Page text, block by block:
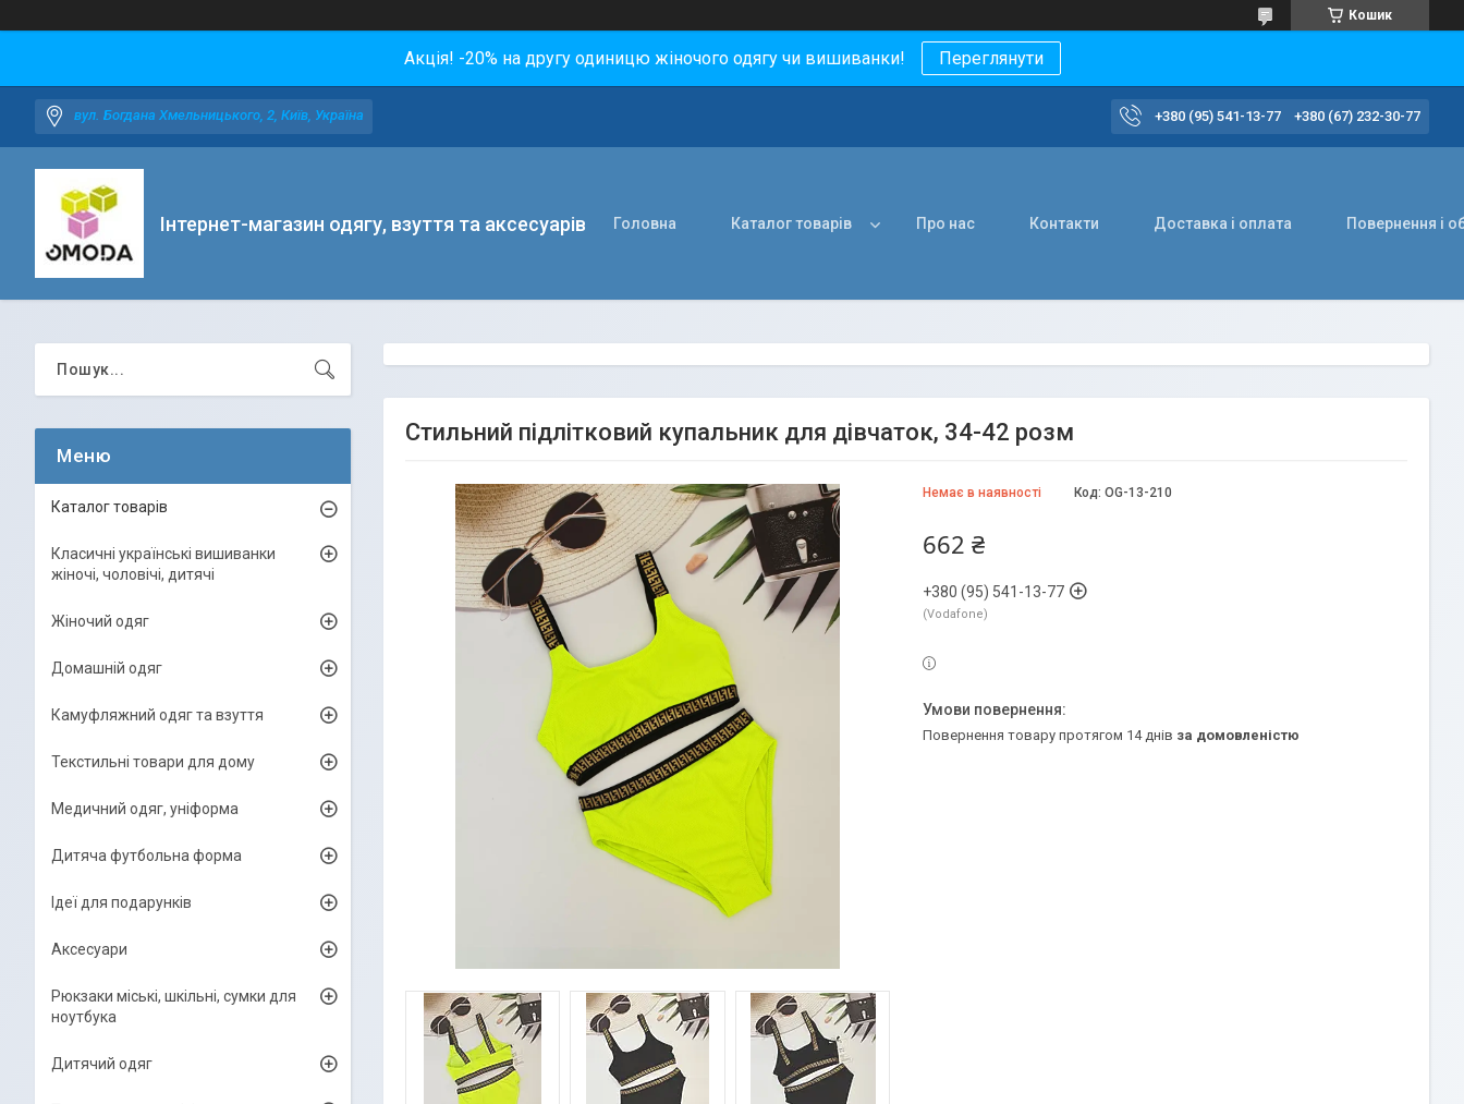
Кошик
Акція! -20% на другу одиницю жіночого одягу чи вишиванки! Переглянути
вул. Богдана Хмельницького, 2, Київ, Україна +380 (95) 541-13-77 +380 (67) 232-30-77
Інтернет-магазин одягу, взуття та аксесуарів Головна Каталог товарів Про нас Контакти Доставка і оплата Повернення і
Стильний підлітковий купальник для дівчаток, 34-42 розм
Немає в наявності Код: OG-13-210
662 ₴
+380 (95) 541-13-77
Vodafone
повернення товару протягом 14 днів за домовленістю
Каталог товарів
Класичні українські вишиванки
жіночі, чоловічі, дитячі
Жіночий одяг
Домашній одяг
Камуфляжний одяг та взуття
Текстильні товари для дому
Медичний одяг, уніформа
Дитяча футбольна форма
Ідеї для подарунків
Аксесуари
Рюкзаки міські, шкільні, сумки для
ноутбука
Дитячий одяг